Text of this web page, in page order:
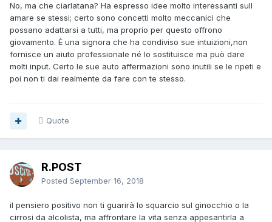
No, ma che ciarlatana? Ha espresso idee molto interessanti sull
amare se stessi; certo sono concetti molto meccanici che
possano adattarsi a tutti, ma proprio per questo offrono
giovamento. È una signora che ha condiviso sue intuizioni,non
fornisce un aiuto professionale né lo sostituisce ma può dare
molti input. Certo le sue auto affermazioni sono inutili se le ripeti e
poi non ti dai realmente da fare con te stesso.
Quote
R.POST
Posted September 16, 2018
il pensiero positivo non ti guarirà lo squarcio sul ginocchio o la
cirrosi da alcolista, ma affrontare la vita senza appesantirla a